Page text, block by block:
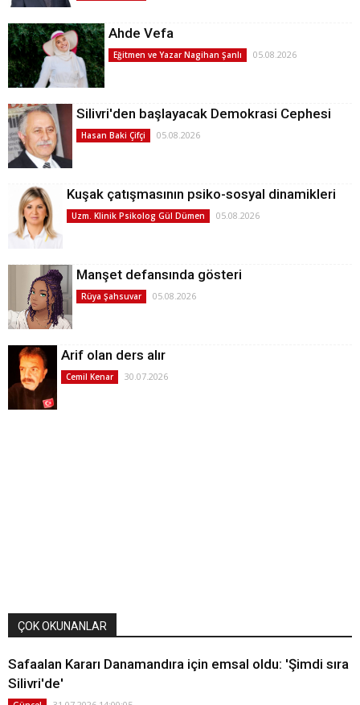
Ahde Vefa
Eğitmen ve Yazar Nagihan Şanlı 05.08.2026
Silivri'den başlayacak Demokrasi Cephesi
Hasan Baki Çifçi 05.08.2026
Kuşak çatışmasının psiko-sosyal dinamikleri
Uzm. Klinik Psikolog Gül Dümen 05.08.2026
Manşet defansında gösteri
Rüya Şahsuvar 05.08.2026
Arif olan ders alır
Cemil Kenar 30.07.2026
ÇOK OKUNANLAR
Safaalan Kararı Danamandıra için emsal oldu: 'Şimdi sıra
Silivri'de'